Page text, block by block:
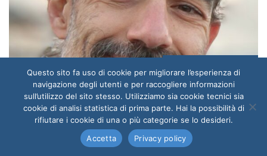
Senior Technologist
Questo sito fa uso di cookie per migliorare l’esperienza di
navigazione degli utenti e per raccogliere informazioni
sull’utilizzo del sito stesso. Utilizziamo sia cookie tecnici sia
cookie di analisi statistica di prima parte. Hai la possibilità di
rifiutare i cookie di una o più categorie se lo desideri.
Accetta
Privacy policy